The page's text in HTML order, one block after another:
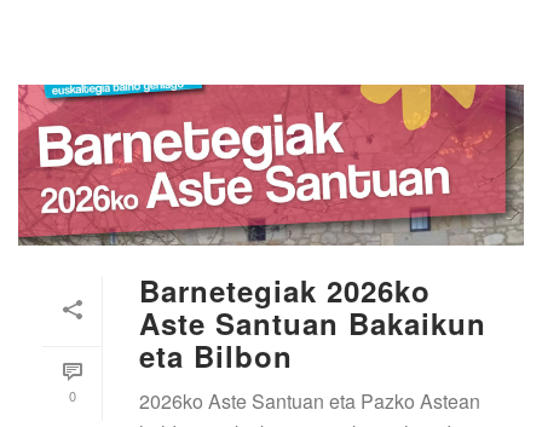
0
Barnetegiak 2026ko
Aste Santuan Bakaikun
eta Bilbon
2026ko Aste Santuan eta Pazko Astean